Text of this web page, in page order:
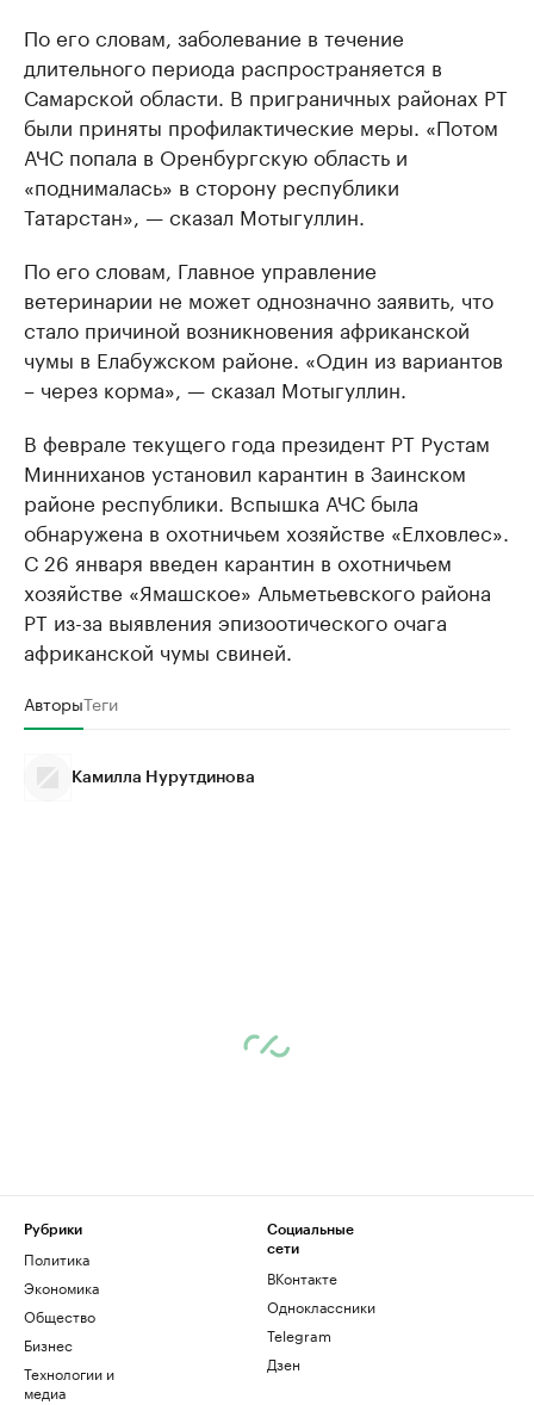
По его словам, заболевание в течение
длительного периода распространяется в
Самарской области. В приграничных районах РТ
были приняты профилактические меры. «Потом
АЧС попала в Оренбургскую область и
«поднималась» в сторону республики
Татарстан», — сказал Мотыгуллин.
По его словам, Главное управление
ветеринарии не может однозначно заявить, что
стало причиной возникновения африканской
чумы в Елабужском районе. «Один из вариантов
– через корма», — сказал Мотыгуллин.
В феврале текущего года президент РТ Рустам
Минниханов установил карантин в Заинском
районе республики. Вспышка АЧС была
обнаружена в охотничьем хозяйстве «Елховлес».
С 26 января введен карантин в охотничьем
хозяйстве «Ямашское» Альметьевского района
РТ из-за выявления эпизоотического очага
африканской чумы свиней.
АвторыТеги
Камилла Нурутдинова
Рубрики
Политика
Экономика
Общество
Бизнес
Технологии и
медиа
Социальные
сети
ВКонтакте
Одноклассники
Telegram
Дзен